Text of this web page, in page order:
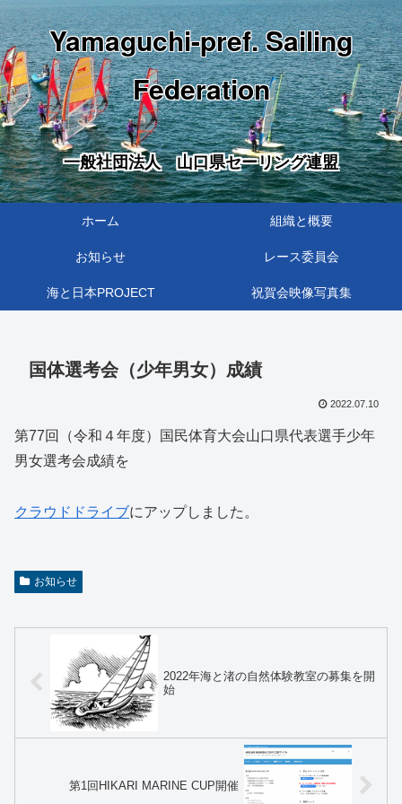
Yamaguchi-pref. Sailing
Federation
一般社団法人 山口県セーリング連盟
ホーム 組織と概要
お知らせ レース委員会
海と日本PROJECT 祝賀会映像写真集
国体選考会（少年男女）成績
2022.07.10
第77回（令和４年度）国民体育大会山口県代表選手少年
男女選考会成績を
クラウドドライブにアップしました。
お知らせ
2022年海と渚の自然体験教室の募集を開
始
第1回HIKARI MARINE CUP開催